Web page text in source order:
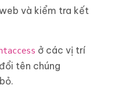
và kiểm tra kết
ở các vị trí
tên chúng